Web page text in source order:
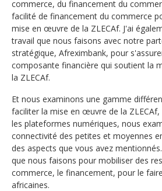
commerce, du financement du
facilité de financement du commerce
mise en œuvre de la ZLECAf. J'ai
travail que nous faisons avec notre
stratégique, Afreximbank, pour
composante financière qui soutient la
la ZLECAf.
Et nous examinons une gamme
faciliter la mise en œuvre de la
les plateformes numériques, nous
connectivité des petites et moyennes
des aspects que vous avez
que nous faisons pour mobiliser des
commerce, le financement, pour le
africaines.